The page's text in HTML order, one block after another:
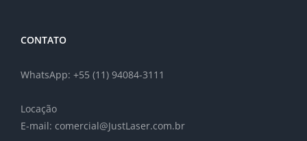
CONTATO
WhatsApp: +55 (11) 94084-3111
Locação
E-mail: comercial@JustLaser.com.br